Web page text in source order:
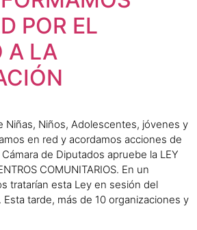
POR EL
A LA
Niñas, Niños, Adolescentes, jóvenes y
en red y acordamos acciones de
de Diputados apruebe la LEY
COMUNITARIOS. En un
tratarían esta Ley en sesión del
tarde, más de 10 organizaciones y